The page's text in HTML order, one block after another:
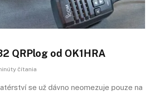
QRPlog od OK1HRA
čítania
se už dávno neomezuje pouze na